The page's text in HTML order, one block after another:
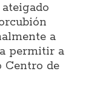
a
permitir a
Centro de